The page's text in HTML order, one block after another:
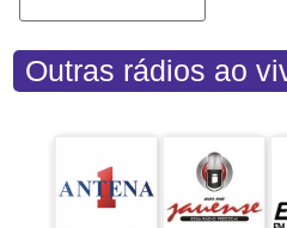
Outras rádios ao